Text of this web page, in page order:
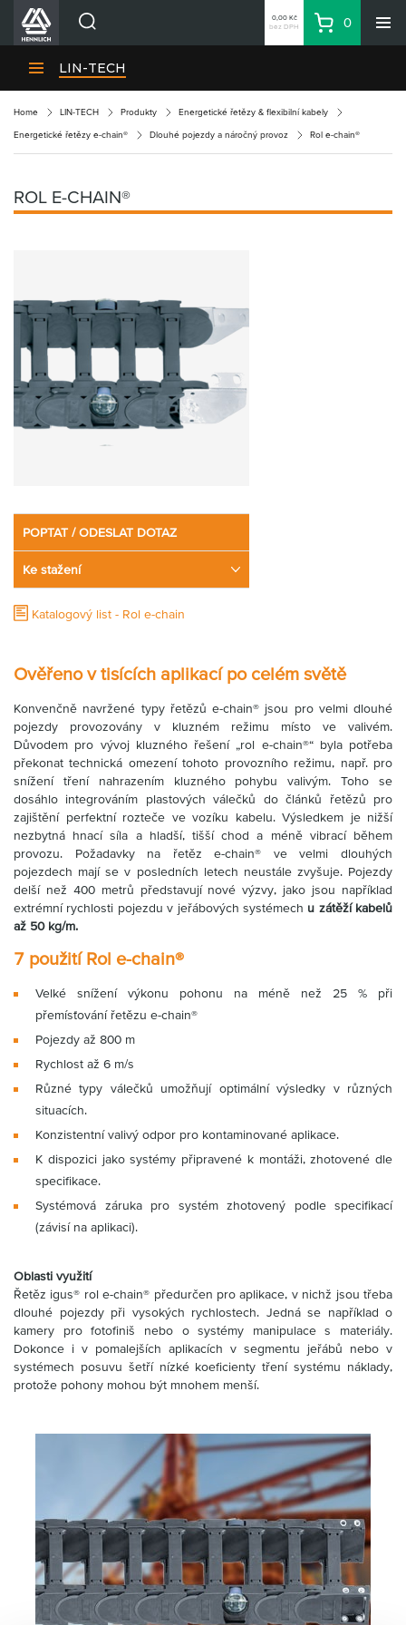
Divize HENNLICH
Blog
O firmě
Přihlásit se
Nákupní seznam
Partner Zone
0,00 Kč
bez DPH
Košík
0
LIN-TECH
Home LIN-TECH Produkty Energetické řetězy & flexibilní kabely
Energetické řetězy e-chain® Dlouhé pojezdy a náročný provoz Rol e-chain®
ROL E-CHAIN®
POPTAT / ODESLAT DOTAZ
Ke stažení
Katalogový list - Rol e-chain
Ověřeno v tisících aplikací po celém světě
Konvenčně navržené typy řetězů e-chain® jsou pro velmi dlouhé
pojezdy provozovány v kluzném režimu místo ve valivém.
Důvodem pro vývoj kluzného řešení „rol e-chain®“ byla potřeba
překonat technická omezení tohoto provozního režimu, např. pro
snížení tření nahrazením kluzného pohybu valivým. Toho se
dosáhlo integrováním plastových válečků do článků řetězů pro
zajištění perfektní rozteče ve vozíku kabelu. Výsledkem je nižší
nezbytná hnací síla a hladší, tišší chod a méně vibrací během
provozu. Požadavky na řetěz e-chain® ve velmi dlouhých
pojezdech mají se v posledních letech neustále zvyšuje. Pojezdy
delší než 400 metrů představují nové výzvy, jako jsou například
extrémní rychlosti pojezdu v jeřábových systémech u zátěží kabelů
až 50 kg/m.
7 použití Rol e-chain®
Velké snížení výkonu pohonu na méně než 25 % při
přemísťování řetězu e-chain®
Pojezdy až 800 m
Rychlost až 6 m/s
Různé typy válečků umožňují optimální výsledky v různých
situacích.
Konzistentní valivý odpor pro kontaminované aplikace.
K dispozici jako systémy připravené k montáži, zhotovené dle
specifikace.
Systémová záruka pro systém zhotovený podle specifikací
(závisí na aplikaci).
Oblasti využití
Řetěz igus® rol e-chain® předurčen pro aplikace, v nichž jsou třeba
dlouhé pojezdy při vysokých rychlostech. Jedná se například o
kamery pro fotofiniš nebo o systémy manipulace s materiály.
Dokonce i v pomalejších aplikacích v segmentu jeřábů nebo v
systémech posuvu šetří nízké koeficienty tření systému náklady,
protože pohony mohou být mnohem menší.